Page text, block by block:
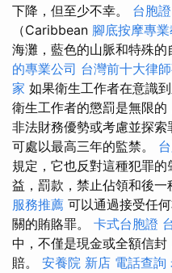
下降，但至少不幸。 台胞證
（Caribbean 腳底按摩專
海灘，藍色的山脈和特殊的
的專業公司 台灣前十大律
家 如果衛生工作者在意識
衛生工作者的懲罰是無限
非法財務優勢或考慮並探
可處以最高三年的監禁。
規定，它也反對這種犯罪
益，罰款，禁止佔領和後一
服務推薦 可以通過接受任
關的賄賂罪。 卡式台胞證
中，不僅是現金或全額信
賠。 安養院 新店 電話查詢